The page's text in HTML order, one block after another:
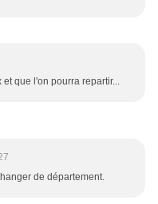
que l'on pourra repartir...
de département.